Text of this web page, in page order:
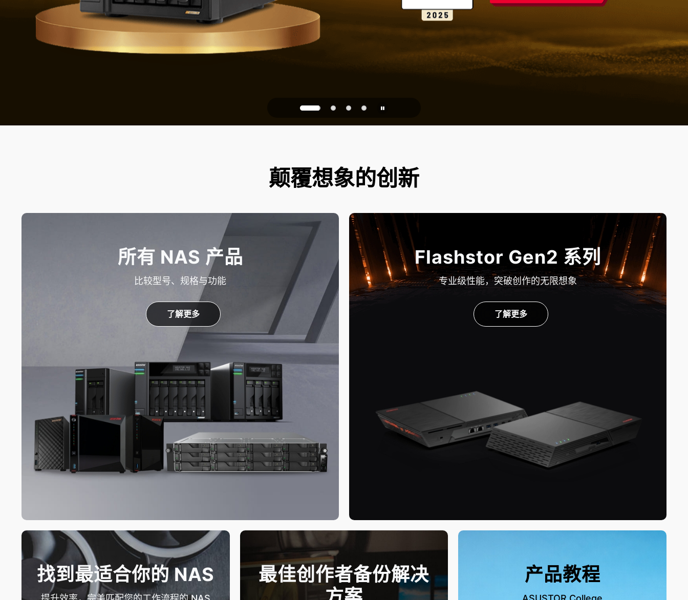
PQC Ready
防御未来的量子攻击
颠覆想象的创新
所有 NAS 产品
比较型号、规格与功能
了解更多
Flashstor Gen2 系列
专业级性能，突破创作的无限想象
了解更多
找到最适合你的 NAS
最佳创作者备份解决
产品教程